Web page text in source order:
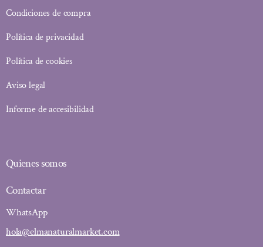
Condiciones de compra
Política de privacidad
Política de cookies
Aviso legal
Informe de accesibilidad
Quienes somos
Contactar
WhatsApp
hola@elmanaturalmarket.com